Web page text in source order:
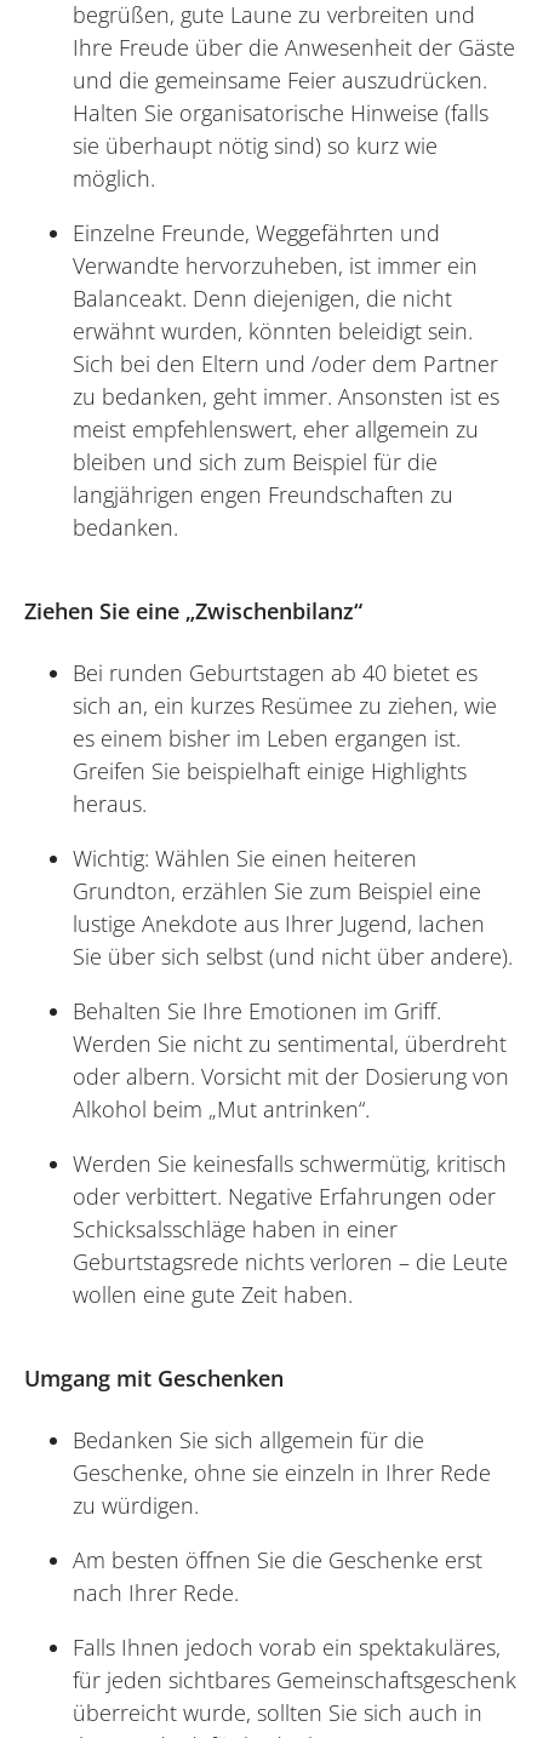
begrüßen, gute Laune zu verbreiten und
Ihre Freude über die Anwesenheit der Gäste
und die gemeinsame Feier auszudrücken.
Halten Sie organisatorische Hinweise (falls
sie überhaupt nötig sind) so kurz wie
möglich.
Einzelne Freunde, Weggefährten und
Verwandte hervorzuheben, ist immer ein
Balanceakt. Denn diejenigen, die nicht
erwähnt wurden, könnten beleidigt sein.
Sich bei den Eltern und /oder dem Partner
zu bedanken, geht immer. Ansonsten ist es
meist empfehlenswert, eher allgemein zu
bleiben und sich zum Beispiel für die
langjährigen engen Freundschaften zu
bedanken.
Ziehen Sie eine „Zwischenbilanz“
Bei runden Geburtstagen ab 40 bietet es
sich an, ein kurzes Resümee zu ziehen, wie
es einem bisher im Leben ergangen ist.
Greifen Sie beispielhaft einige Highlights
heraus.
Wichtig: Wählen Sie einen heiteren
Grundton, erzählen Sie zum Beispiel eine
lustige Anekdote aus Ihrer Jugend, lachen
Sie über sich selbst (und nicht über andere).
Behalten Sie Ihre Emotionen im Griff.
Werden Sie nicht zu sentimental, überdreht
oder albern. Vorsicht mit der Dosierung von
Alkohol beim „Mut antrinken“.
Werden Sie keinesfalls schwermütig, kritisch
oder verbittert. Negative Erfahrungen oder
Schicksalsschläge haben in einer
Geburtstagsrede nichts verloren – die Leute
wollen eine gute Zeit haben.
Umgang mit Geschenken
Bedanken Sie sich allgemein für die
Geschenke, ohne sie einzeln in Ihrer Rede
zu würdigen.
Am besten öffnen Sie die Geschenke erst
nach Ihrer Rede.
Falls Ihnen jedoch vorab ein spektakuläres,
für jeden sichtbares Gemeinschaftsgeschenk
überreicht wurde, sollten Sie sich auch in